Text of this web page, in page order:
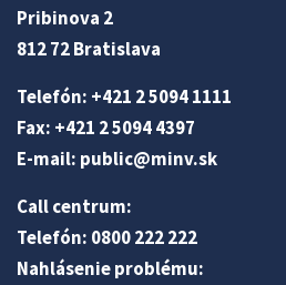
Pribinova 2
812 72 Bratislava
Telefón: +421 2 5094 1111
Fax: +421 2 5094 4397
E-mail: public@minv.sk
Call centrum:
Telefón: 0800 222 222
Nahlásenie problému: